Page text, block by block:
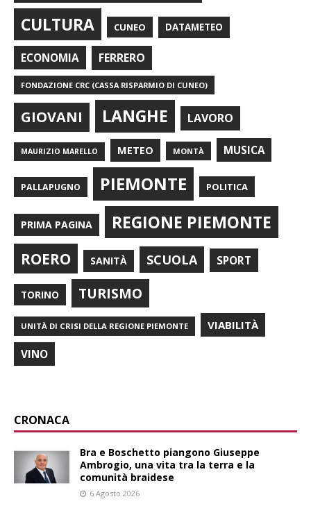
CULTURA CUNEO DATAMETEO
ECONOMIA FERRERO
FONDAZIONE CRC (CASSA RISPARMIO DI CUNEO)
GIOVANI LANGHE LAVORO
MAURIZIO MARELLO METEO MONTÀ MUSICA
PALLAPUGNO PIEMONTE POLITICA
PRIMA PAGINA REGIONE PIEMONTE
ROERO SANITÀ SCUOLA SPORT
TORINO TURISMO
UNITÀ DI CRISI DELLA REGIONE PIEMONTE VIABILITÀ
VINO
CRONACA
Bra e Boschetto piangono Giuseppe
Ambrogio, una vita tra la terra e la
comunità braidese
6 Agosto 2026